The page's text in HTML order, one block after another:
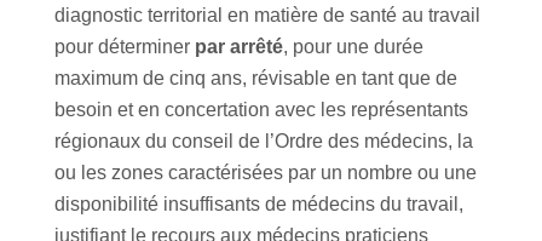
diagnostic territorial en matière de santé au travail
pour déterminer par arrêté, pour une durée
maximum de cinq ans, révisable en tant que de
besoin et en concertation avec les représentants
régionaux du conseil de l’Ordre des médecins, la
ou les zones caractérisées par un nombre ou une
disponibilité insuffisants de médecins du travail,
justifiant le recours aux médecins praticiens